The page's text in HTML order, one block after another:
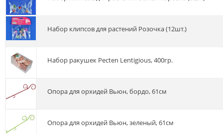
Набор клипсов для растений Розочка (12шт.)
Набор ракушек Pecten Lentigious, 400гр.
Опора для орхидей Вьюн, бордо, 61см
Опора для орхидей Вьюн, зеленый, 61см